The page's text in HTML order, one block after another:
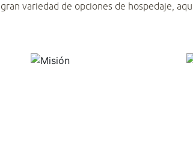
variedad de opciones de hospedaje,